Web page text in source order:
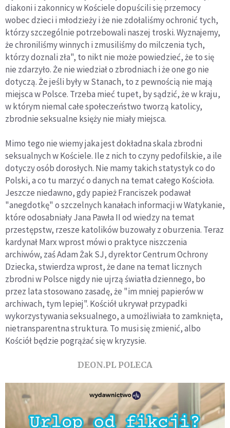
diakoni i zakonnicy w Kościele dopuścili się przemocy
wobec dzieci i młodzieży i że nie zdołaliśmy ochronić tych,
którzy szczególnie potrzebowali naszej troski. Wyznajemy,
że chroniliśmy winnych i zmusiliśmy do milczenia tych,
którzy doznali zła", to nikt nie może powiedzieć, że to się
nie zdarzyło. Że nie wiedział o zbrodniach i że one go nie
dotyczą. Że jeśli były w Stanach, to z pewnością nie mają
miejsca w Polsce. Trzeba mieć tupet, by sądzić, że w kraju,
w którym niemal całe społeczeństwo tworzą katolicy,
zbrodnie seksualne księży nie miały miejsca.
Mimo tego nie wiemy jaka jest dokładna skala zbrodni
seksualnych w Kościele. Ile z nich to czyny pedofilskie, a ile
dotyczy osób dorosłych. Nie mamy takich statystyk co do
Polski, a co tu marzyć o danych na temat całego Kościoła.
Jeszcze niedawno, gdy papież Franciszek podawał
"anegdotkę" o szczelnych kanałach informacji w Watykanie,
które odosabniały Jana Pawła II od wiedzy na temat
przestępstw, rzesze katolików buzowały z oburzenia. Teraz
kardynał Marx wprost mówi o praktyce niszczenia
archiwów, zaś Adam Żak SJ, dyrektor Centrum Ochrony
Dziecka, stwierdza wprost, że dane na temat licznych
zbrodni w Polsce nigdy nie ujrzą światła dziennego, bo
przez lata stosowano zasadę, że "im mniej papierów w
archiwach, tym lepiej". Kościół ukrywał przypadki
wykorzystywania seksualnego, a umożliwiała to zamknięta,
nietransparentna struktura. To musi się zmienić, albo
Kościół będzie pogrążać się w kryzysie.
DEON.PL POLECA